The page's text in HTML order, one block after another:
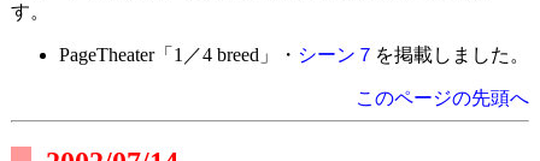
す。
PageTheater「1／4 breed」・ シーン７ を掲載しました。
このページの先頭へ